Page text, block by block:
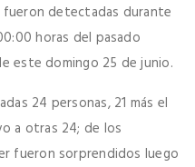
fueron detectadas durante
horas del pasado
este domingo 25 de junio.
24 personas, 21 más el
a otras 24; de los
fueron sorprendidos luego